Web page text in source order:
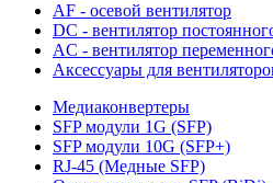
AF - осевой вентилятор
DC - вентилятор
AC - вентилятор
Аксессуары для
Медиаконвертеры
SFP модули 1G (SFP)
SFP модули 10G (SFP+)
RJ-45 (Медные SFP)